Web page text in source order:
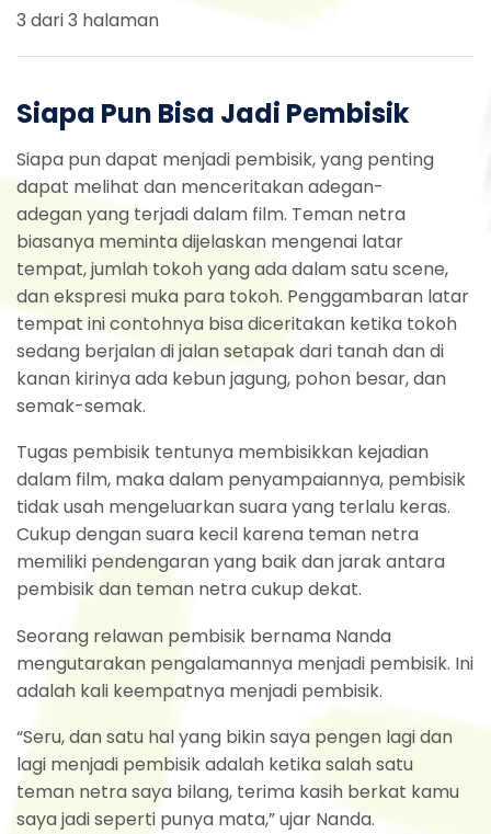
3 dari 3 halaman
Siapa Pun Bisa Jadi Pembisik
Siapa pun dapat menjadi pembisik, yang penting
dapat melihat dan menceritakan adegan-
adegan yang terjadi dalam film. Teman netra
biasanya meminta dijelaskan mengenai latar
tempat, jumlah tokoh yang ada dalam satu scene,
dan ekspresi muka para tokoh. Penggambaran latar
tempat ini contohnya bisa diceritakan ketika tokoh
sedang berjalan di jalan setapak dari tanah dan di
kanan kirinya ada kebun jagung, pohon besar, dan
semak-semak.
Tugas pembisik tentunya membisikkan kejadian
dalam film, maka dalam penyampaiannya, pembisik
tidak usah mengeluarkan suara yang terlalu keras.
Cukup dengan suara kecil karena teman netra
memiliki pendengaran yang baik dan jarak antara
pembisik dan teman netra cukup dekat.
Seorang relawan pembisik bernama Nanda
mengutarakan pengalamannya menjadi pembisik. Ini
adalah kali keempatnya menjadi pembisik.
“Seru, dan satu hal yang bikin saya pengen lagi dan
lagi menjadi pembisik adalah ketika salah satu
teman netra saya bilang, terima kasih berkat kamu
saya jadi seperti punya mata,” ujar Nanda.